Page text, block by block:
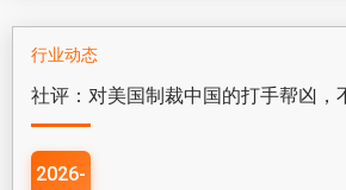
行业动态
社评：对美国制裁中国的打手帮凶，
2026-